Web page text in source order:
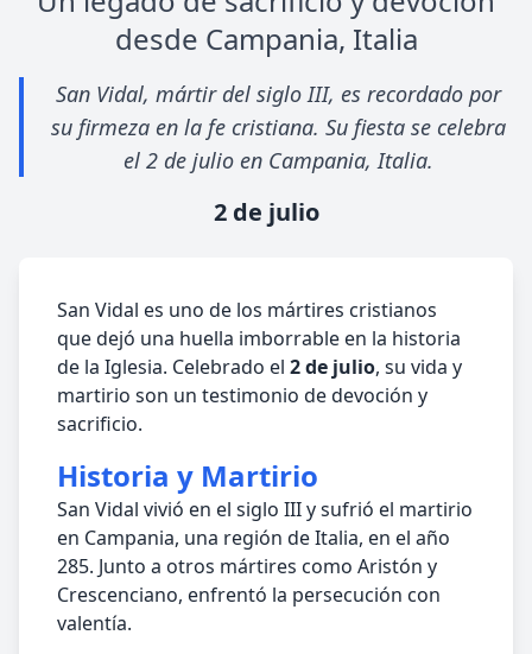
desde Campania, Italia
San Vidal, mártir del siglo III, es recordado por
su firmeza en la fe cristiana. Su fiesta se celebra
el 2 de julio en Campania, Italia.
2 de julio
San Vidal es uno de los mártires cristianos
que dejó una huella imborrable en la historia
de la Iglesia. Celebrado el 2 de julio, su vida y
martirio son un testimonio de devoción y
sacrificio.
Historia y Martirio
San Vidal vivió en el siglo III y sufrió el martirio
en Campania, una región de Italia, en el año
285. Junto a otros mártires como Aristón y
Crescenciano, enfrentó la persecución con
valentía.